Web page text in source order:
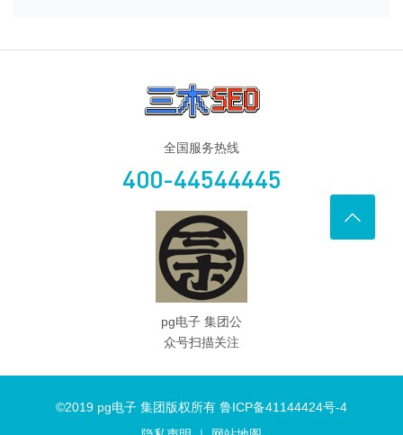
全国服务热线
400-44544445
pg电子 集团公
众号扫描关注
©2019 pg电子 集团版权所有 鲁ICP备41144424号-4